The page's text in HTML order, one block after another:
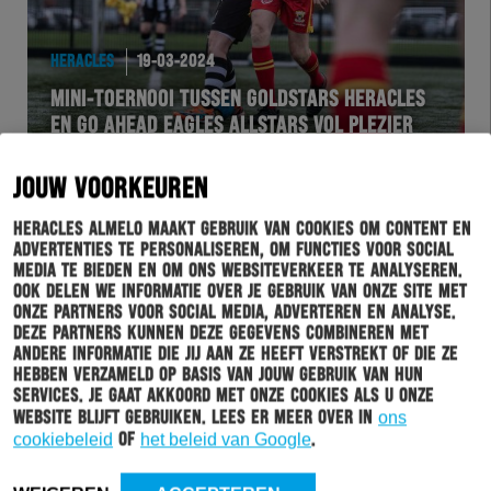
JOUW VOORKEUREN
Heracles Almelo maakt gebruik van cookies om content en
advertenties te personaliseren, om functies voor social
media te bieden en om ons websiteverkeer te analyseren.
Ook delen we informatie over je gebruik van onze site met
onze partners voor social media, adverteren en analyse.
Deze partners kunnen deze gegevens combineren met
andere informatie die jij aan ze heeft verstrekt of die ze
hebben verzameld op basis van jouw gebruik van hun
services. Je gaat akkoord met onze cookies als u onze
website blijft gebruiken. Lees er meer over in ons
cookiebeleid of het beleid van Google.
HERACLES 19-03-2024
MINI-TOERNOOI TUSSEN GOLDSTARS HERACLES
EN GO AHEAD EAGLES ALLSTARS VOL PLEZIER
HERACLES 11-03-2024
CLINIC VAN HERACLES PASSEND VOETBAL BIJ V.V.